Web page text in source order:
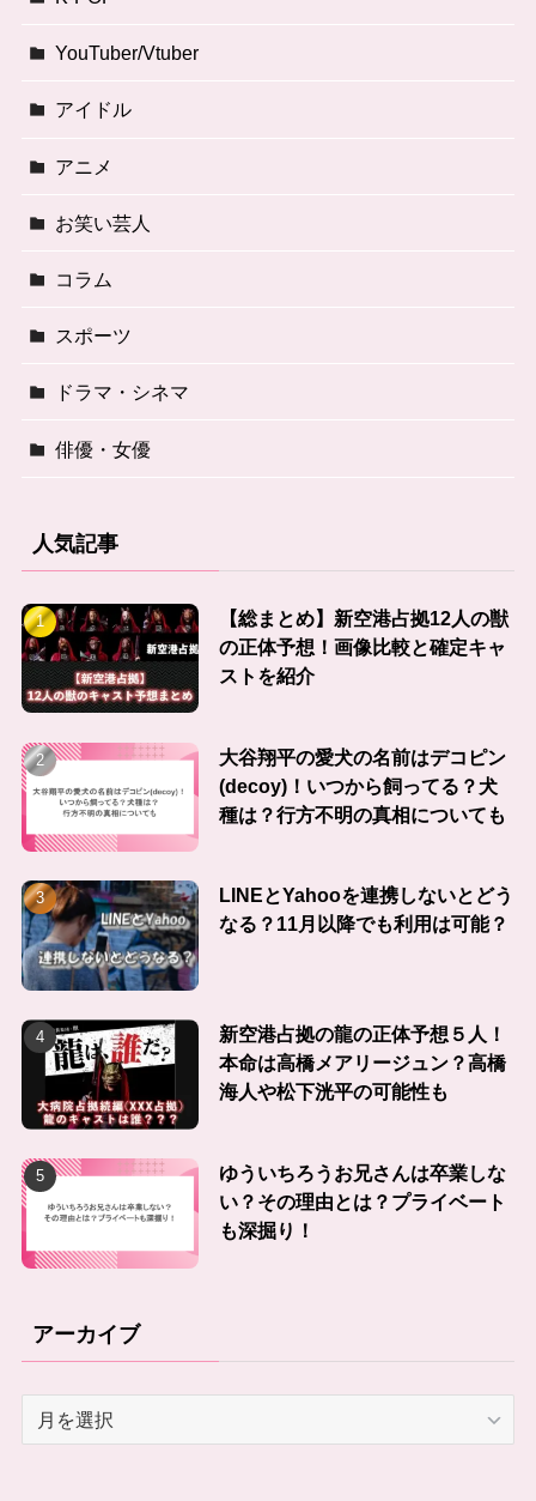
YouTuber/Vtuber
アイドル
アニメ
お笑い芸人
コラム
スポーツ
ドラマ・シネマ
俳優・女優
人気記事
【総まとめ】新空港占拠12人の獣
の正体予想！画像比較と確定キャ
ストを紹介
大谷翔平の愛犬の名前はデコピン
(decoy)！いつから飼ってる？犬
種は？行方不明の真相についても
LINEとYahooを連携しないとどう
なる？11月以降でも利用は可能？
新空港占拠の龍の正体予想５人！
本命は高橋メアリージュン？高橋
海人や松下洸平の可能性も
ゆういちろうお兄さんは卒業しな
い？その理由とは？プライベート
も深掘り！
アーカイブ